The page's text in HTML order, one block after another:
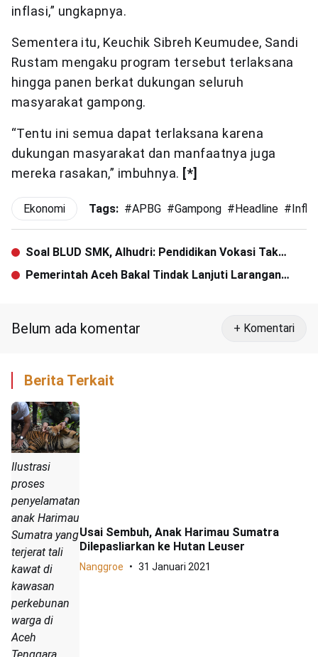
inflasi,” ungkapnya.
Sementera itu, Keuchik Sibreh Keumudee, Sandi
Rustam mengaku program tersebut terlaksana
hingga panen berkat dukungan seluruh
masyarakat gampong.
“Tentu ini semua dapat terlaksana karena
dukungan masyarakat dan manfaatnya juga
mereka rasakan,” imbuhnya. [*]
Ekonomi Tags: #APBG #Gampong # Headline #
Soal BLUD SMK, Alhudri: Pendidikan Vokasi Tak
Cuma Urusan ‘Jual Beli’
Pemerintah Aceh Bakal Tindak Lanjuti Larangan
Belum ada komentar + Komentari
Berita Terkait
Ilustrasi
proses
penyelamatan
anak Harimau
Sumatra yang
terjerat tali
kawat di
kawasan
perkebunan
warga di
Aceh
Usai Sembuh, Anak Harimau Sumatra
Dilepasliarkan ke Hutan Leuser
Nanggroe 31 Januari 2021